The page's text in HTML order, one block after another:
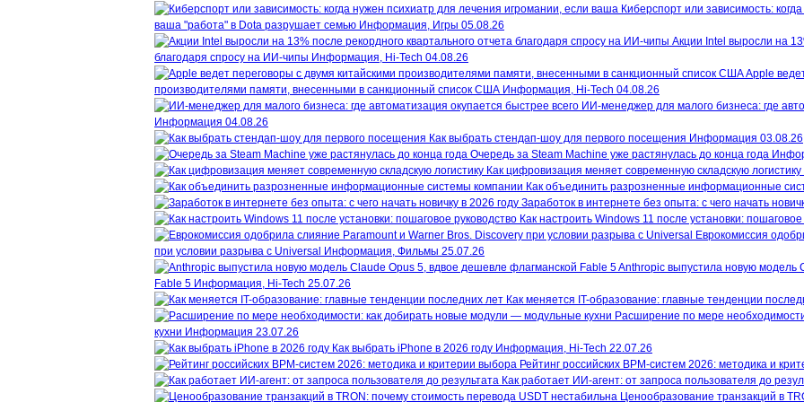
Сборник рассказов о мифической
барселонской библиотеке, известной
по вселенной «Кладбища забытых
Клинок Тишалла - Мэтью Стовер
Минуло шесть лет с тех пор, как
прославленный убийца Кейн
то, что считалось невозможным,
Вайолет, созданная из шипов -
обозначить жизнь героини. Нищая
девочка Вайолет, руководствуясь
вещими снами, спасла от...
хардкорной экшен-RPG Elden Ring....
Sony Pictures выбрала режиссеров
для экранизации Metal Gear Solid
Голливуде продолжает жить идея
создания масштабной экранизации
культовой серии стелс-экшенов Metal
Gear Solid,...
Paramount приобрела Warner Bros.
Компания Paramount Skydance Corp.
Warner Bros. Discovery, заплатив 2,8
Режиссер сериала «Чернобыль»
присоединился к проекту Netflix по
Киберспорт или зависимость:
ваша "работа" в Dota разрушает семью Информация, Игры 05.08.26
Акции Intel выросли на
благодаря спросу на ИИ-чипы Информация, Hi-Tech 04.08.26
Apple
производителями памяти, внесенными в санкционный список США Информация, Hi-Tech 04.08.26
ИИ-менеджер для малого бизнеса: где
Информация 04.08.26
Как выбрать стендап-шоу для первого посещения Информация 03.08.26
Очередь за Steam Machine уже растянулась до конца года
Как цифровизация меняет современную складскую логистику
Как объединить разрозненные информационные
Заработок в интернете без опыта: с чего начать
Как настроить Windows 11 после установки: пошаговое
Еврокомиссия
при условии разрыва с Universal Информация, Фильмы 25.07.26
Anthropic выпустила новую модель
Fable 5 Информация, Hi-Tech 25.07.26
Как меняется IT-образование: главные тенденции
Расширение по мере
кухни Информация 23.07.26
Как выбрать iPhone в 2026 году Информация, Hi-Tech 22.07.26
Рейтинг российских BPM-систем 2026: методика и
Как работает ИИ-агент: от запроса пользователя до
Ценообразование транзакций в